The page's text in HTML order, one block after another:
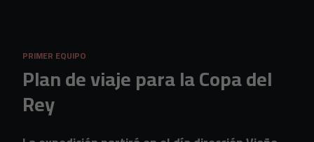
PRIMER EQUIPO
Plan de viaje para la Copa del
Rey